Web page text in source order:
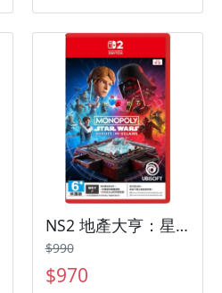
台：PlayStation 5 遊戲
類型：冒險 遊玩人數： 1
人 作品分級：輔 12 級
製作廠商：Coffee Stain
North AB 發行廠商：
Coffee Stain Publishing
AB 代理廠商：誠翼
NS2 地產大亨：星際大戰 英雄 vs 惡棍 中文版
$990
$970